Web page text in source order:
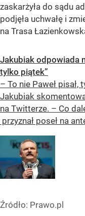
zaskarżyła do sądu
podjęła uchwałę i
na Trasa
Jakubiak odpowiada
tylko piątek”
– To nie Paweł
Jakubiak
na Twitterze. – Co
przyznał poseł na
Źródło: Prawo.pl